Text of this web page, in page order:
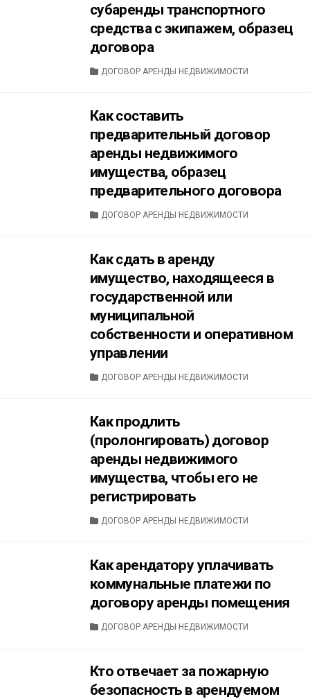
субаренды транспортного
средства с экипажем, образец
договора
CATEGORIES
ДОГОВОР АРЕНДЫ НЕДВИЖИМОСТИ
Как составить
предварительный договор
аренды недвижимого
имущества, образец
предварительного договора
CATEGORIES
ДОГОВОР АРЕНДЫ НЕДВИЖИМОСТИ
Как сдать в аренду
имущество, находящееся в
государственной или
муниципальной
собственности и оперативном
управлении
CATEGORIES
ДОГОВОР АРЕНДЫ НЕДВИЖИМОСТИ
Как продлить
(пролонгировать) договор
аренды недвижимого
имущества, чтобы его не
регистрировать
CATEGORIES
ДОГОВОР АРЕНДЫ НЕДВИЖИМОСТИ
Как арендатору уплачивать
коммунальные платежи по
договору аренды помещения
CATEGORIES
ДОГОВОР АРЕНДЫ НЕДВИЖИМОСТИ
Кто отвечает за пожарную
безопасность в арендуемом